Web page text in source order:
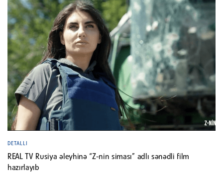
DETALLI
REAL TV Rusiya əleyhinə “Z-nin siması” adlı sənədli film
hazırlayıb